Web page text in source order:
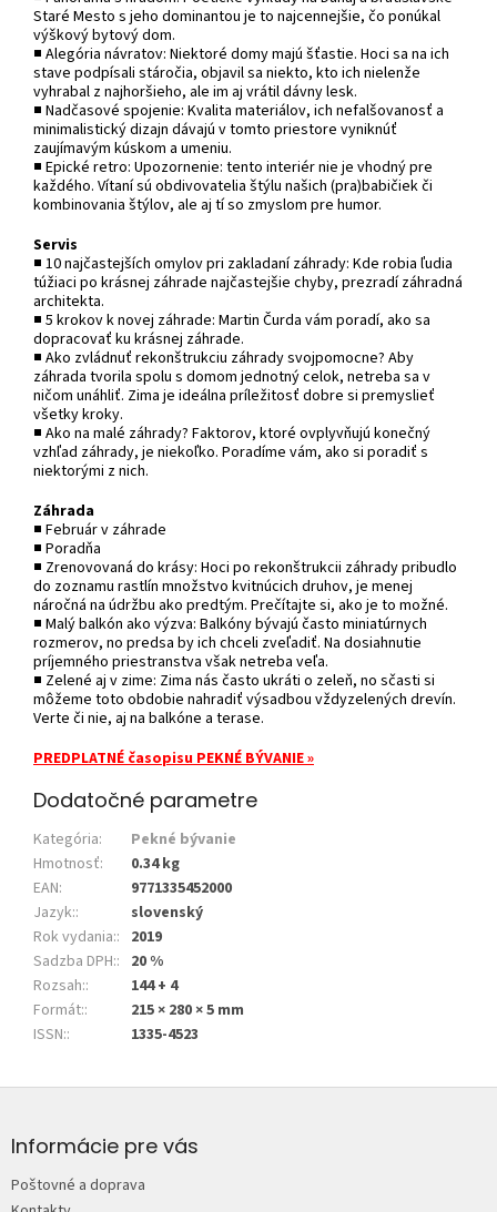
Staré Mesto s jeho dominantou je to najcennejšie, čo ponúkal
výškový bytový dom.
■ Alegória návratov: Niektoré domy majú šťastie. Hoci sa na ich
stave podpísali stáročia, objavil sa niekto, kto ich nielenže
vyhrabal z najhoršieho, ale im aj vrátil dávny lesk.
■ Nadčasové spojenie: Kvalita materiálov, ich nefalšovanosť a
minimalistický dizajn dávajú v tomto priestore vyniknúť
zaujímavým kúskom a umeniu.
■ Epické retro: Upozornenie: tento interiér nie je vhodný pre
každého. Vítaní sú obdivovatelia štýlu našich (pra)babičiek či
kombinovania štýlov, ale aj tí so zmyslom pre humor.
Servis
■ 10 najčastejších omylov pri zakladaní záhrady: Kde robia ľudia
túžiaci po krásnej záhrade najčastejšie chyby, prezradí záhradná
architekta.
■ 5 krokov k novej záhrade: Martin Čurda vám poradí, ako sa
dopracovať ku krásnej záhrade.
■ Ako zvládnuť rekonštrukciu záhrady svojpomocne? Aby
záhrada tvorila spolu s domom jednotný celok, netreba sa v
ničom unáhliť. Zima je ideálna príležitosť dobre si premyslieť
všetky kroky.
■ Ako na malé záhrady? Faktorov, ktoré ovplyvňujú konečný
vzhľad záhrady, je niekoľko. Poradíme vám, ako si poradiť s
niektorými z nich.
Záhrada
■ Február v záhrade
■ Poradňa
■ Zrenovovaná do krásy: Hoci po rekonštrukcii záhrady pribudlo
do zoznamu rastlín množstvo kvitnúcich druhov, je menej
náročná na údržbu ako predtým. Prečítajte si, ako je to možné.
■ Malý balkón ako výzva: Balkóny bývajú často miniatúrnych
rozmerov, no predsa by ich chceli zveľadiť. Na dosiahnutie
príjemného priestranstva však netreba veľa.
■ Zelené aj v zime: Zima nás často ukráti o zeleň, no sčasti si
môžeme toto obdobie nahradiť výsadbou vždyzelených drevín.
Verte či nie, aj na balkóne a terase.
PREDPLATNÉ časopisu PEKNÉ BÝVANIE »
Dodatočné parametre
Kategória:
Pekné bývanie
Hmotnosť:
0.34 kg
EAN:
9771335452000
Jazyk::
slovenský
Rok vydania:: 2019
Sadzba DPH:: 20 %
Rozsah::
144 + 4
Formát::
215 × 280 × 5 mm
ISSN:: 1335-4523
pInformácie pre vás
Poštovné a doprava